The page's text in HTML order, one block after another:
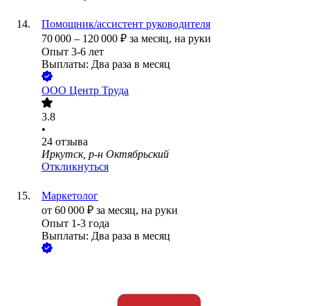
Помощник/ассистент руководителя
70 000 – 120 000 ₽ за месяц, на руки
Опыт 3-6 лет
Выплаты: Два раза в месяц
ООО Центр Труда
3.8
•
24 отзыва
Иркутск, р-н Октябрьский
Откликнуться
Маркетолог
от 60 000 ₽ за месяц, на руки
Опыт 1-3 года
Выплаты: Два раза в месяц